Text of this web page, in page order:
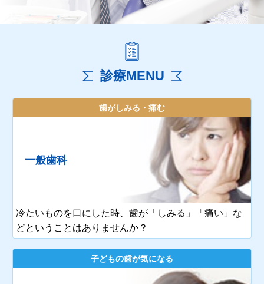
診療MENU
歯がしみる・痛む
一般歯科
冷たいものを口にした時、歯が「しみる」「痛い」な
どということはありませんか？
子どもの歯が気になる